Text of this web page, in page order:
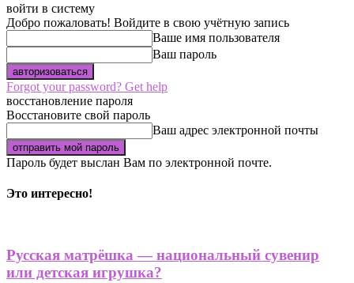
войти в систему
Добро пожаловать! Войдите в свою учётную запись
Ваше имя пользователя
Ваш пароль
Forgot your password? Get help
восстановление пароля
Восстановите свой пароль
Ваш адрес электронной почты
Пароль будет выслан Вам по электронной почте.
Это интересно!
Русская матрёшка — национальный сувенир
или детская игрушка?